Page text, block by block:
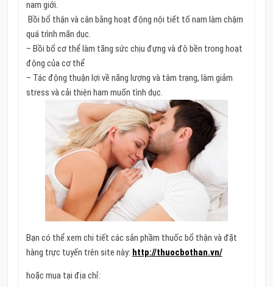
nam giới.
Bồi bổ thận và cân bằng hoạt động nội tiết tố nam làm chậm
quá trình mãn dục.
– Bồi bổ cơ thể làm tăng sức chịu đựng và độ bền trong hoạt
động của cơ thể
– Tác động thuận lợi về năng lượng và tâm trạng, làm giảm
stress và cải thiện ham muốn tình dục.
Bạn có thể xem chi tiết các sản phầm thuốc bổ thận và đặt
hàng trực tuyến trên site này: http://thuocbothan.vn/
hoặc mua tại địa chỉ: